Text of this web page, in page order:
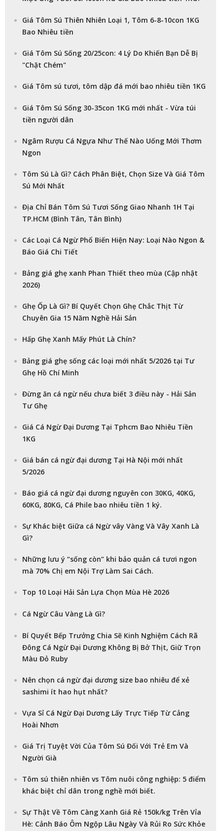
Giá Tôm Sú Thiên Nhiên Loại 1, Tôm 6-8-10con 1KG
Bao Nhiêu tiền
Giá Tôm Sú Sống 20/25con: 4 Lý Do Khiến Bạn Dễ Bị
"Chặt Chém"
Giá Tôm sú tươi, tôm dập đá mới bao nhiêu tiền 1KG
Giá Tôm Sú Sống 30-35con 1KG mới nhất - Vừa túi
tiền người dân
Ngâm Rượu Cá Ngựa Như Thế Nào Uống Mới Thơm
Ngon
Tôm Sú Là Gì? Cách Phân Biệt, Chọn Size Và Giá Tôm
Sú Mới Nhất
Địa Chỉ Bán Tôm Sú Tươi Sống Giao Nhanh 1H Tại
TP.HCM (Bình Tân, Tân Bình)
Các Loại Cá Ngừ Phổ Biến Hiện Nay: Loại Nào Ngon &
Báo Giá Chi Tiết
Bảng giá ghẹ xanh Phan Thiết theo mùa (Cập nhật
2026)
Ghẹ Ốp Là Gì? Bí Quyết Chọn Ghẹ Chắc Thịt Từ
Chuyên Gia 15 Năm Nghề Hải Sản
Hấp Ghẹ Xanh Mấy Phút Là Chín?
Bảng giá ghẹ sống các loại mới nhất 5/2026 tại Tư
Ghẹ Hồ Chí Minh
Đừng ăn cá ngừ nếu chưa biết 3 điều này - Hải Sản
Tư Ghẹ
Giá Cá Ngừ Đại Dương Tại Tphcm Bao Nhiêu Tiền
1KG
Giá bán cá ngừ đại dương Tại Hà Nội mới nhất
5/2026
Báo giá cá ngừ đại dương nguyên con 30KG, 40KG,
60KG, 80KG, Cá Phile bao nhiêu tiền 1 ký.
Sự Khác biệt Giữa cá Ngừ vây Vàng Và Vây Xanh Là
Gì?
Những lưu ý “sống còn” khi bảo quản cá tươi ngon
mà 70% Chị em Nội Trợ Làm Sai Cách.
Top 10 Loại Hải Sản Lựa Chọn Mùa Hè 2026
Cá Ngừ Câu Vàng Là Gì?
Bí Quyết Bếp Trưởng Chia Sẽ Kinh Nghiệm Cách Rã
Đông Cá Ngừ Đại Dương Không Bị Bở Thịt, Giữ Trọn
Màu Đỏ Ruby
Nên chọn cá ngừ đại dương size bao nhiêu để xẻ
sashimi ít hao hụt nhất?
Vựa Sỉ Cá Ngừ Đại Dương Lấy Trực Tiếp Từ Cảng
Hoài Nhơn
Giá Trị Tuyệt Vời Của Tôm Sú Đối Với Trẻ Em Và
Người Già
Tôm sú thiên nhiên vs Tôm nuôi công nghiệp: 5 điểm
khác biệt chỉ dân trong nghề mới biết.
Sự Thật Về Tôm Càng Xanh Giá Rẻ 150k/kg Trên Vỉa
Hè: Cảnh Báo Ôm Ngộp Lâu Ngày Và Rủi Ro Sức Khỏe